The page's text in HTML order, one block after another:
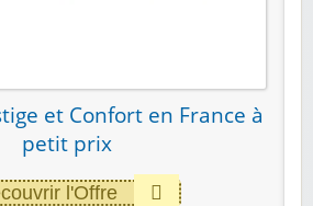
et Confort en France à
petit prix
l'Offre